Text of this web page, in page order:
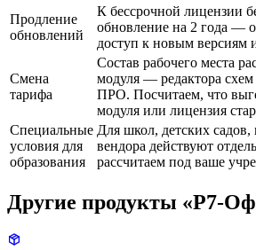
Продление
обновлений
К бессрочной лицензии
обновление на 2 года —
доступ к новым версиям
Смена
тарифа
Состав рабочего места
модуля — редактора
ПРО. Посчитаем, что
модуля или лицензия
Специальные
условия для
образования
Для школ, детских садов,
вендора действуют
рассчитаем под ваше
Другие продукты «Р7-